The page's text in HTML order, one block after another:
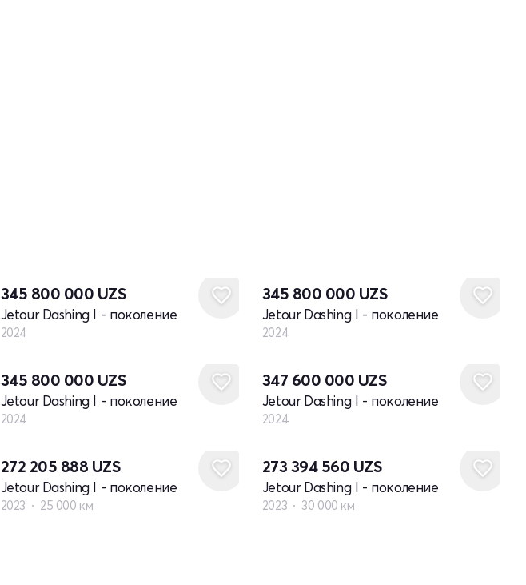
345 800 000 UZS
Jetour Dashing I - поколение
2024
345 800 000 UZS
Jetour Dashing I - поколение
2024
345 800 000 UZS
Jetour Dashing I - поколение
2024
347 600 000 UZS
Jetour Dashing I - поколение
2024
272 205 888 UZS
Jetour Dashing I - поколение
2023 25 000 км
273 394 560 UZS
Jetour Dashing I - поколение
2023 30 000 км